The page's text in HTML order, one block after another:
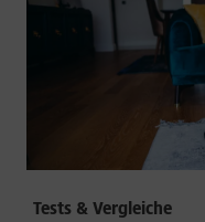
Tests & Vergleiche